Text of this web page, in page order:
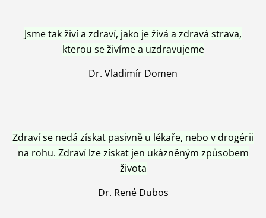
Jsme tak živí a zdraví, jako je živá a zdravá strava,
kterou se živíme a uzdravujeme
Dr. Vladimír Domen
Zdraví se nedá získat pasivně u lékaře, nebo v drogérii
na rohu. Zdraví lze získat jen ukázněným způsobem
života
Dr. René Dubos